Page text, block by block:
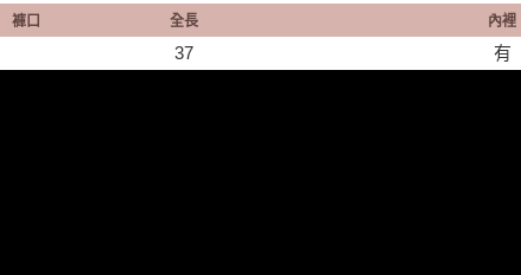
褲口 全長 內裡
37 有